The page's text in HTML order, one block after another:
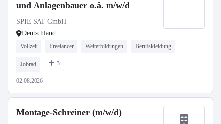
und Anlagenbauer o.ä. m/w/d
SPIE SAT GmbH
Deutschland
Vollzeit Freelancer Weiterbildungen Berufskleidung
Jobrad 3
02.08.2026
Montage-Schreiner (m/w/d)